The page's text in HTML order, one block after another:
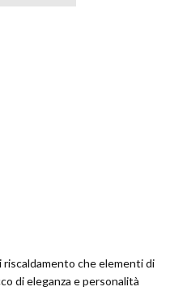
riscaldamento che elementi di
di eleganza e personalità